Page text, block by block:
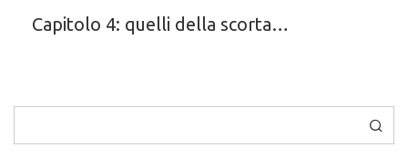
Capitolo 4: quelli della scorta…